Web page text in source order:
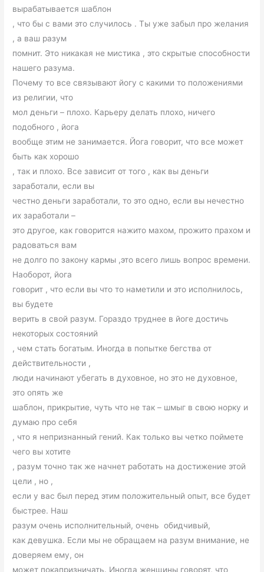
вырабатывается шаблон
, что бы с вами это случилось . Ты уже забыл про желания
, а ваш разум
помнит. Это никакая не мистика , это скрытые способности
нашего разума.
Почему то все связывают йогу с какими то положениями
из религии, что
мол деньги – плохо. Карьеру делать плохо, ничего
подобного , йога
вообще этим не занимается. Йога говорит, что все может
быть как хорошо
, так и плохо. Все зависит от того , как вы деньги
заработали, если вы
честно деньги заработали, то это одно, если вы нечестно
их заработали –
это другое, как говорится нажито махом, прожито прахом и
радоваться вам
не долго по закону кармы ,это всего лишь вопрос времени.
Наоборот, йога
говорит , что если вы что то наметили и это исполнилось,
вы будете
верить в свой разум. Гораздо труднее в йоге достичь
некоторых состояний
, чем стать богатым. Иногда в попытке бегства от
действительности ,
люди начинают убегать в духовное, но это не духовное,
это опять же
шаблон, прикрытие, чуть что не так – шмыг в свою норку и
думаю про себя
, что я непризнанный гений. Как только вы четко поймете
чего вы хотите
, разум точно так же начнет работать на достижение этой
цели , но ,
если у вас был перед этим положительный опыт, все будет
быстрее. Наш
разум очень исполнительный, очень обидчивый,
как девушка. Если мы не обращаем на разум внимание, не
доверяем ему, он
может покапризничать. Иногда женщины говорят, что